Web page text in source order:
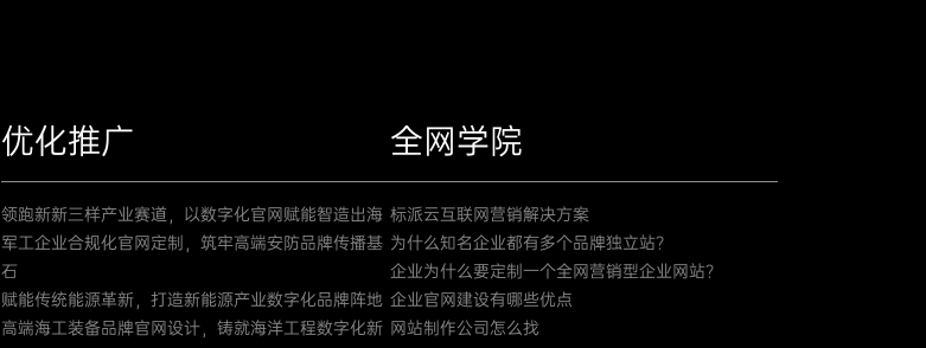
优化推广
领跑新新三样产业赛道，以数字化官网赋能智造出海
军工企业合规化官网定制，筑牢高端安防品牌传播基
石
赋能传统能源革新，打造新能源产业数字化品牌阵地
高端海工装备品牌官网设计，铸就海洋工程数字化新
全网学院
标派云互联网营销解决方案
为什么知名企业都有多个品牌独立站？
企业为什么要定制一个全网营销型企业网站？
企业官网建设有哪些优点
网站制作公司怎么找